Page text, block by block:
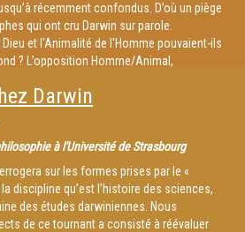
récemment confondus. D’où un piège
qui ont cru Darwin sur parole.
et l'Animalité de l'Homme pouvaient-ils
? L’opposition Homme/Animal,
se révèle aujourd’hui artificielle. Une
en éthologie, écologie, épigénétique,
Nous commençons seulement à
Darwin, comme par exemple cette
vegan d’aujourd’hui : « Les animaux, dont
nous n’aimons pas les considérer
B,Ed.van Wyhe,1838)
Darwin
à l'Université de Strasbourg
sur les formes prises par le «
discipline qu’est l’histoire des sciences,
des études darwiniennes. Nous
de ce tournant a consisté à réévaluer